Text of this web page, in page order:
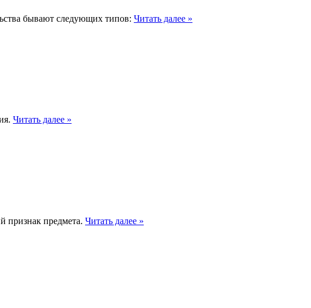
бывают следующих типов: Читать далее »
Читать далее »
признак предмета. Читать далее »